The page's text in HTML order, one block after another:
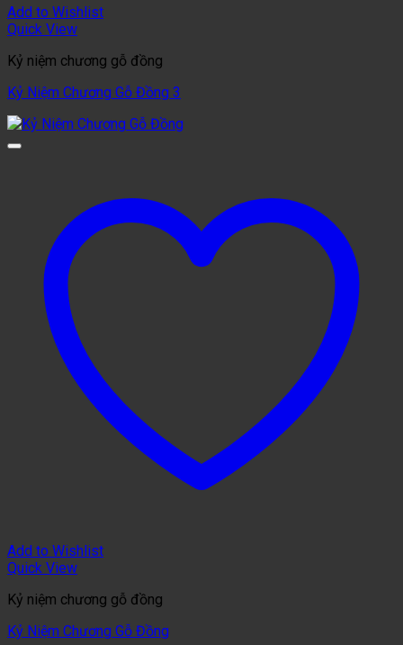
Add to Wishlist
Quick View
Kỷ niệm chương gỗ đồng
Kỷ Niệm Chương Gỗ Đồng 3
Add to Wishlist
Quick View
Kỷ niệm chương gỗ đồng
Kỷ Niệm Chương Gỗ Đồng